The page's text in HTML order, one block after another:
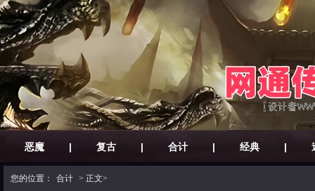
恶魔 | 复古 | 合计 | 经典 |
您的位置： 合计 > 正文>